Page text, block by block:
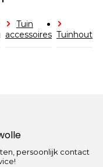
Tuin
accessoires Tuinhout
persoonlijk contact